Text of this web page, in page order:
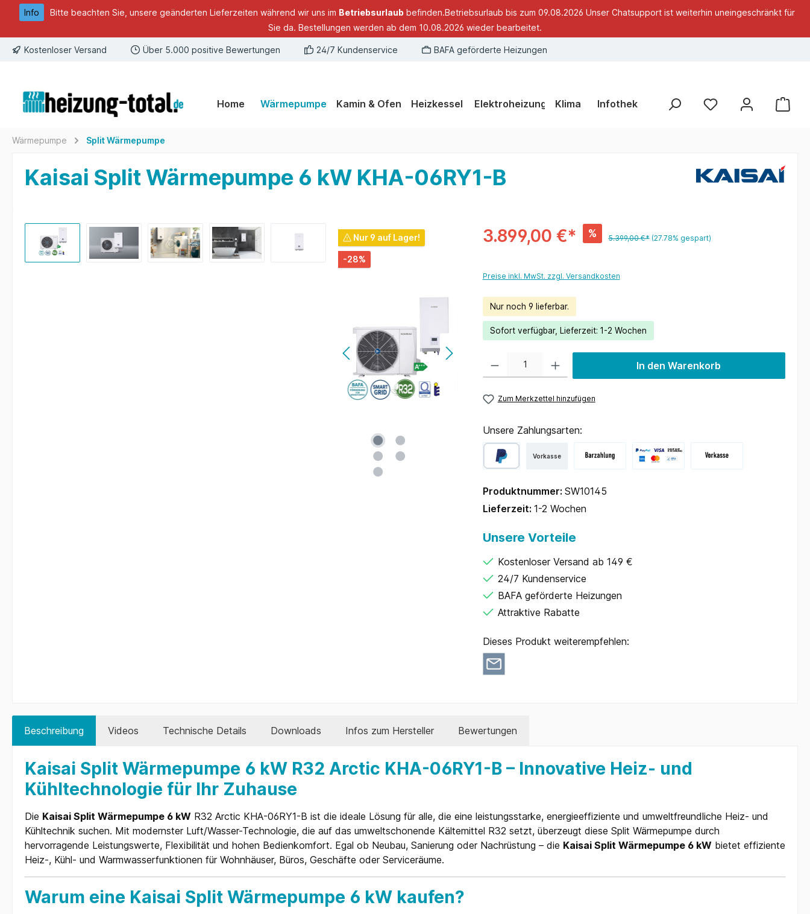
Zur Hauptnavigation springen
Info Bitte beachten Sie, unsere geänderten Lieferzeiten während wir uns im Betriebsurlaub befinden.Betriebsurlaub bis zum 09.08.2026 Unser Chatsupport ist weiterhin uneingeschränkt für
Sie da. Bestellungen werden ab dem 10.08.2026 wieder bearbeitet.
Kostenloser Versand Über 5.000 positive Bewertungen 24/7 Kundenservice BAFA geförderte Heizungen
Home Wärmepumpe Kamin & Ofen Heizkessel Elektroheizung Klima Infothek
Wärmepumpe Split Wärmepumpe
Kaisai Split Wärmepumpe 6 kW KHA-06RY1-B
Bildergalerie überspringen
Nur 9 auf Lager!
-28%
3.899,00 €* % 5.399,00 €* (27.78% gespart)
Preise inkl. MwSt. zzgl. Versandkosten
Nur noch 9 lieferbar.
Sofort verfügbar, Lieferzeit: 1-2 Wochen
In den Warenkorb
Zum Merkzettel hinzufügen
Unsere Zahlungsarten:
Vorkasse
Produktnummer: SW10145
Lieferzeit: 1-2 Wochen
Unsere Vorteile
Kostenloser Versand ab 149 €
24/7 Kundenservice
BAFA geförderte Heizungen
Attraktive Rabatte
Dieses Produkt weiterempfehlen:
Beschreibung Videos Technische Details Downloads Infos zum Hersteller Bewertungen
Kaisai Split Wärmepumpe 6 kW R32 Arctic KHA-06RY1-B – Innovative Heiz- und
Kühltechnologie für Ihr Zuhause
Die Kaisai Split Wärmepumpe 6 kW R32 Arctic KHA-06RY1-B ist die ideale Lösung für alle, die eine leistungsstarke, energieeffiziente und umweltfreundliche Heiz- und
Kühltechnik suchen. Mit modernster Luft/Wasser-Technologie, die auf das umweltschonende Kältemittel R32 setzt, überzeugt diese Split Wärmepumpe durch
hervorragende Leistungswerte, Flexibilität und hohen Bedienkomfort. Egal ob Neubau, Sanierung oder Nachrüstung – die Kaisai Split Wärmepumpe 6 kW bietet effiziente
Heiz-, Kühl- und Warmwasserfunktionen für Wohnhäuser, Büros, Geschäfte oder Serviceräume.
Warum eine Kaisai Split Wärmepumpe 6 kW kaufen?